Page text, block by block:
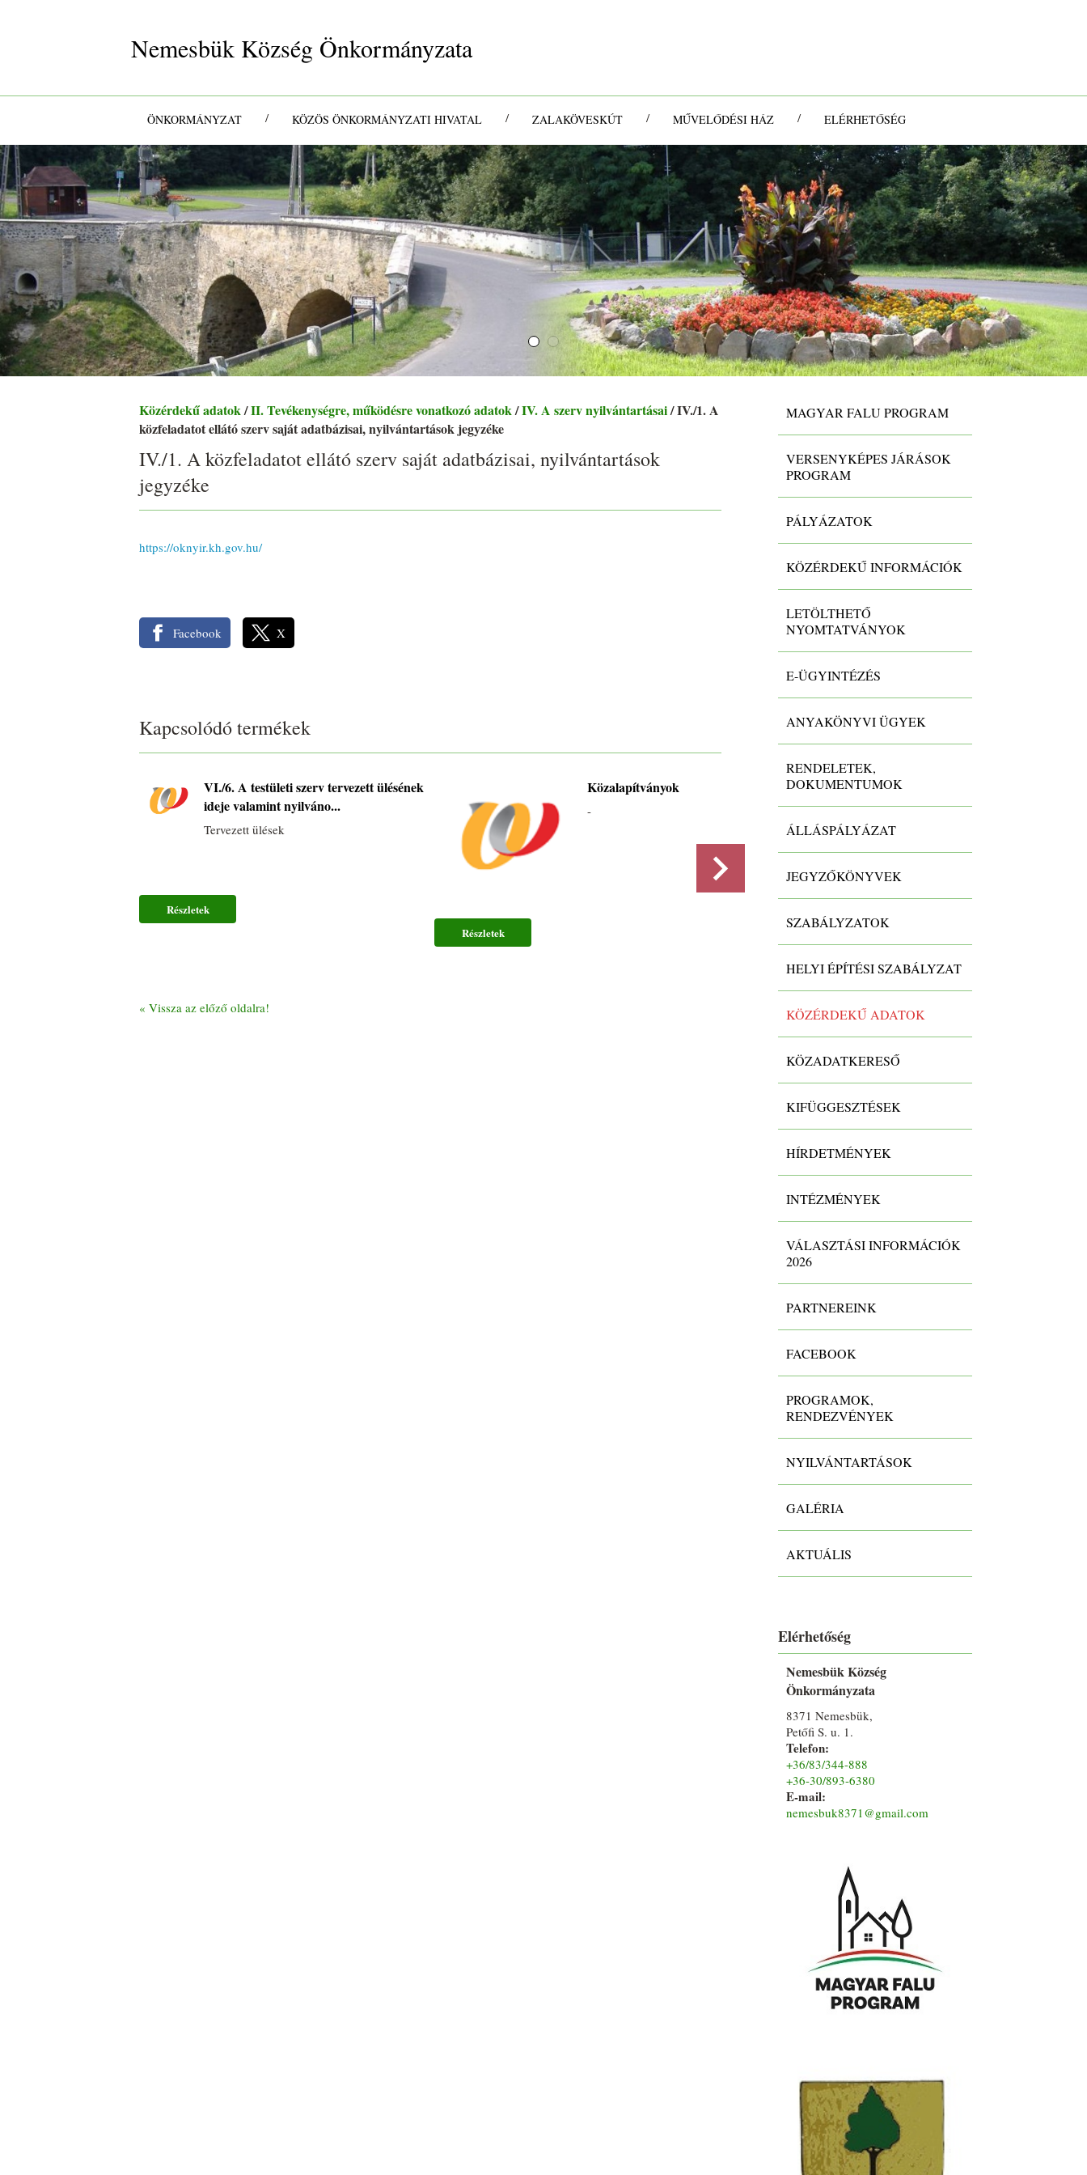
Nemesbük Község Önkormányzata
ÖNKORMÁNYZAT / KÖZÖS ÖNKORMÁNYZATI HIVATAL / ZALAKÖVESKÚT / MŰVELŐDÉSI HÁZ / ELÉRHETŐSÉG
Közérdekű adatok /II. Tevékenységre, működésre vonatkozó adatok /IV. A szerv nyilvántartásai/ IV./1. A
közfeladatot ellátó szerv saját adatbázisai, nyilvántartások jegyzéke
IV./1. A közfeladatot ellátó szerv saját adatbázisai, nyilvántartások
jegyzéke
https://oknyir.kh.gov.hu/
Facebook X
Kapcsolódó termékek
VI./6. A testületi szerv tervezett ülésének
ideje valamint nyilváno...
Tervezett ülések
Részletek
Közalapítványok
-
Részletek
VII./3. A testületi szerv szavazásának
nyilvános adatai, ha azt jog...
-
« Vissza az előző oldalra!
MAGYAR FALU PROGRAM
VERSENYKÉPES JÁRÁSOK
PROGRAM
PÁLYÁZATOK
KÖZÉRDEKŰ INFORMÁCIÓK
LETÖLTHETŐ
NYOMTATVÁNYOK
E-ÜGYINTÉZÉS
ANYAKÖNYVI ÜGYEK
RENDELETEK,
DOKUMENTUMOK
ÁLLÁSPÁLYÁZAT
JEGYZŐKÖNYVEK
SZABÁLYZATOK
HELYI ÉPÍTÉSI SZABÁLYZAT
KÖZÉRDEKŰ ADATOK
KÖZADATKERESŐ
KIFÜGGESZTÉSEK
HÍRDETMÉNYEK
INTÉZMÉNYEK
VÁLASZTÁSI INFORMÁCIÓK
2026
PARTNEREINK
FACEBOOK
PROGRAMOK,
RENDEZVÉNYEK
NYILVÁNTARTÁSOK
GALÉRIA
AKTUÁLIS
Elérhetőség
Nemesbük Község
Önkormányzata
8371 Nemesbük,
Petőfi S. u. 1.
Telefon:
+36/83/344-888
+36-30/893-6380
E-mail:
nemesbuk8371@gmail.com